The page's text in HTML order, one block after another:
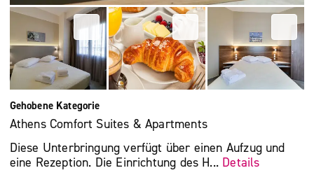
Gehobene Kategorie
Athens Comfort Suites & Apartments
Diese Unterbringung verfügt über einen Aufzug und
eine Rezeption. Die Einrichtung des H... Details